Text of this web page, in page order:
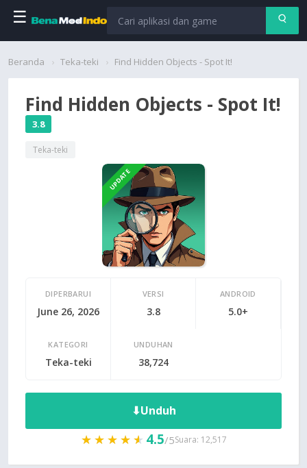
☰
Beranda
Permainan
Beranda Teka-teki Find Hidden Objects - Spot It!
Find Hidden Objects - Spot It!
3.8
Teka-teki
UPDATE
DIPERBARUI
June 26, 2026
VERSI
3.8
ANDROID
5.0+
KATEGORI
Teka-teki
UNDUHAN
38,724
⬇Unduh
★★★★★
★★★★★ 4.5/5Suara: 12,517